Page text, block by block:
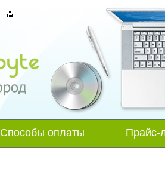
Способы оплаты Прайс-